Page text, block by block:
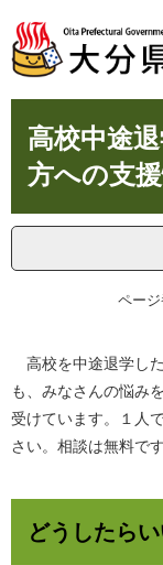
ジ
先
ュ
を
本
へ
高校中途
方への支
ペー
高校を中途退学し
も、みなさんの悩み
受けています。１人
さい。相談は無料です
どうしたら